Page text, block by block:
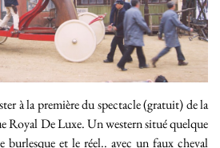
à la première du spectacle (gratuit) de la
Royal De Luxe. Un western situé quelque
burlesque et le réel.. avec un faux cheval